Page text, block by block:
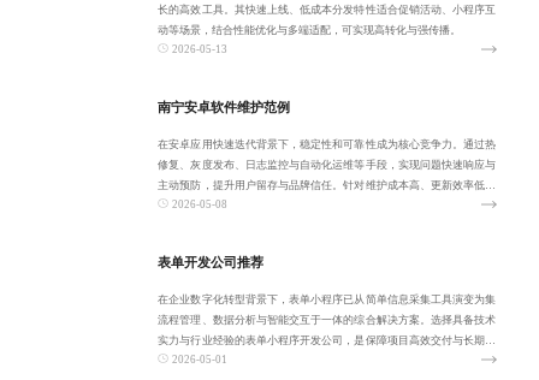
长的高效工具。其快速上线、低成本分发特性适合促销活动、小程序互
动等场景，结合性能优化与多端适配，可实现高转化与强传播。
2026-05-13
南宁安卓软件维护范例
在安卓应用快速迭代背景下，稳定性和可靠性成为核心竞争力。通过热
修复、灰度发布、日志监控与自动化运维等手段，实现问题快速响应与
主动预防，提升用户留存与品牌信任。针对维护成本高、更新效率低等
痛点，建议实施
2026-05-08
表单开发公司推荐
在企业数字化转型背景下，表单小程序已从简单信息采集工具演变为集
流程管理、数据分析与智能交互于一体的综合解决方案。选择具备技术
实力与行业经验的表单小程序开发公司，是保障项目高效交付与长期可
用的关键。需重
2026-05-01